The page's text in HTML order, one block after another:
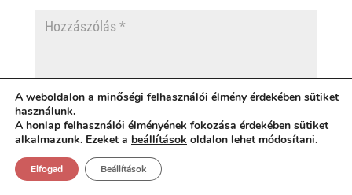
A weboldalon a minőségi felhasználói élmény érdekében sütiket
használunk.
A honlap felhasználói élményének fokozása érdekében sütiket
alkalmazunk. Ezeket a beállítások oldalon lehet módosítani.
Elfogad Beállítások